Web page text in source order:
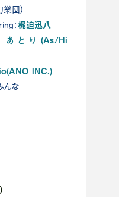
樂団)
：梶迫迅八
あとり(As/Hi
INC.)
んな